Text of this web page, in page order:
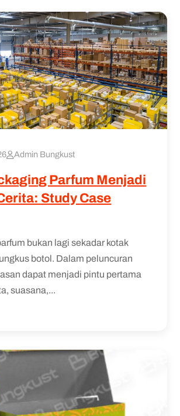
Admin Bungkust
Parfum Menjadi
Study Case
bukan lagi sekadar kotak
botol. Dalam peluncuran
dapat menjadi pintu pertama
suasana,...